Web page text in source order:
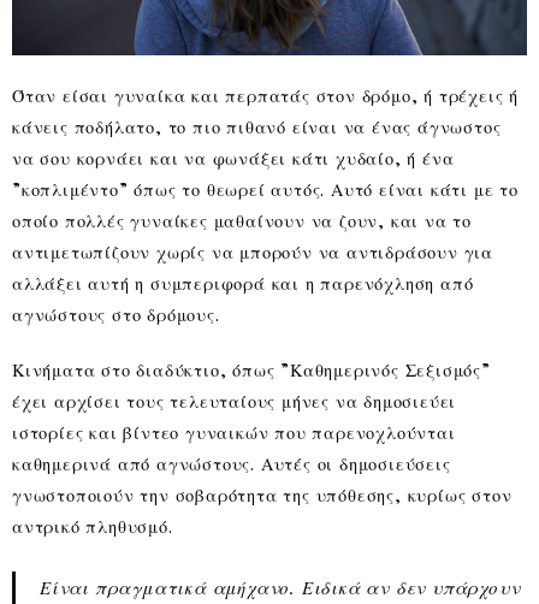
Όταν είσαι γυναίκα και περπατάς στον δρόμο, ή τρέχεις ή
κάνεις ποδήλατο, το πιο πιθανό είναι να ένας άγνωστος
να σου κορνάει και να φωνάξει κάτι χυδαίο, ή ένα
”κοπλιμέντο” όπως το θεωρεί αυτός. Αυτό είναι κάτι με το
οποίο πολλές γυναίκες μαθαίνουν να ζουν, και να το
αντιμετωπίζουν χωρίς να μπορούν να αντιδράσουν για
αλλάξει αυτή η συμπεριφορά και η παρενόχληση από
αγνώστους στο δρόμους.
Κινήματα στο διαδύκτιο, όπως ”Καθημερινός Σεξισμός”
έχει αρχίσει τους τελευταίους μήνες να δημοσιεύει
ιστορίες και βίντεο γυναικών που παρενοχλούνται
καθημερινά από αγνώστους. Αυτές οι δημοσιεύσεις
γνωστοποιούν την σοβαρότητα της υπόθεσης, κυρίως στον
αντρικό πληθυσμό.
Είναι πραγματικά αμήχανο. Ειδικά αν δεν υπάρχουν